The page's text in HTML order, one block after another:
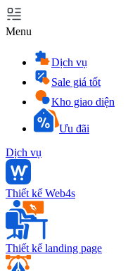
Menu
Dịch vụ
Sale giá tốt
Kho giao diện
Ưu đãi
Dịch vụ
Thiết kế Web4s
Thiết kế landing page